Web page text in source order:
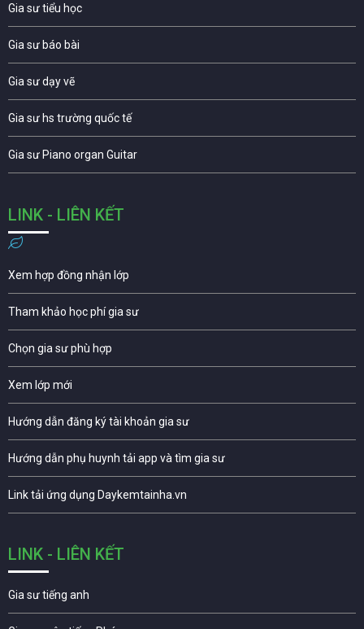
Gia sư tiểu học
Gia sư báo bài
Gia sư dạy vẽ
Gia sư hs trường quốc tế
Gia sư Piano organ Guitar
LINK - LIÊN KẾT
Xem hợp đồng nhận lớp
Tham khảo học phí gia sư
Chọn gia sư phù hợp
Xem lớp mới
Hướng dẫn đăng ký tài khoản gia sư
Hướng dẫn phụ huynh tải app và tìm gia sư
Link tải ứng dụng Daykemtainha.vn
LINK - LIÊN KẾT
Gia sư tiếng anh